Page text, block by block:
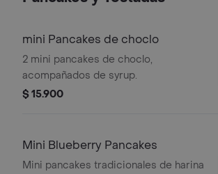
mini Pancakes de choclo
2 mini pancakes de choclo,
acompañados de syrup.
$ 15.900
Mini Blueberry Pancakes
Mini pancakes tradicionales de harina